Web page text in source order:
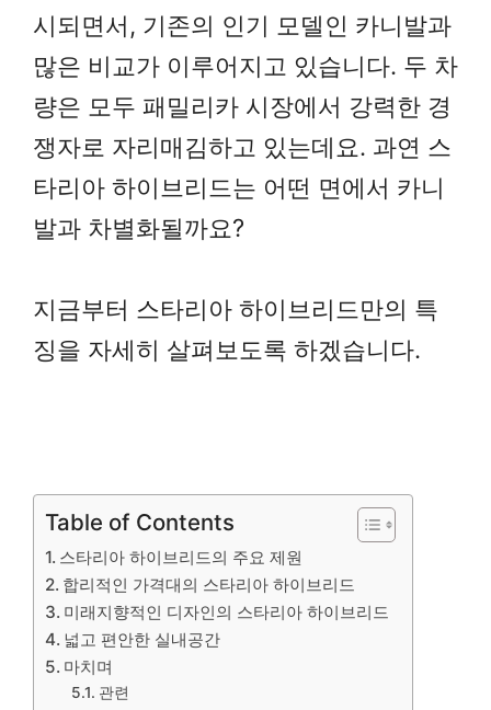
시되면서, 기존의 인기 모델인 카니발과
많은 비교가 이루어지고 있습니다. 두 차
량은 모두 패밀리카 시장에서 강력한 경
쟁자로 자리매김하고 있는데요. 과연 스
타리아 하이브리드는 어떤 면에서 카니
발과 차별화될까요?
지금부터 스타리아 하이브리드만의 특
징을 자세히 살펴보도록 하겠습니다.
Table of Contents
스타리아 하이브리드의 주요 제원
합리적인 가격대의 스타리아 하이브리드
미래지향적인 디자인의 스타리아 하이브리드
넓고 편안한 실내공간
마치며
관련